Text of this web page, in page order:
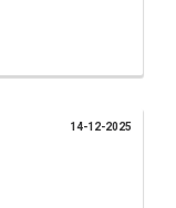
14-12-2025